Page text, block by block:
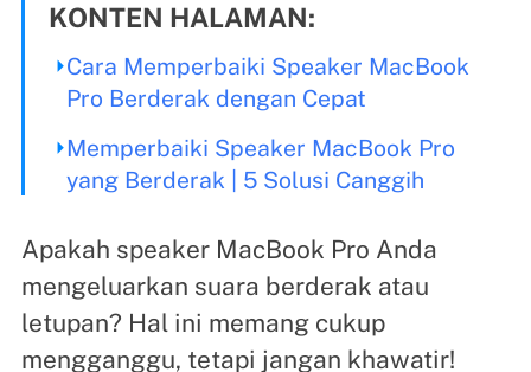
KONTEN HALAMAN:
Cara Memperbaiki Speaker MacBook
Pro Berderak dengan Cepat
Memperbaiki Speaker MacBook Pro
yang Berderak | 5 Solusi Canggih
Apakah speaker MacBook Pro Anda
mengeluarkan suara berderak atau
letupan? Hal ini memang cukup
mengganggu, tetapi jangan khawatir!